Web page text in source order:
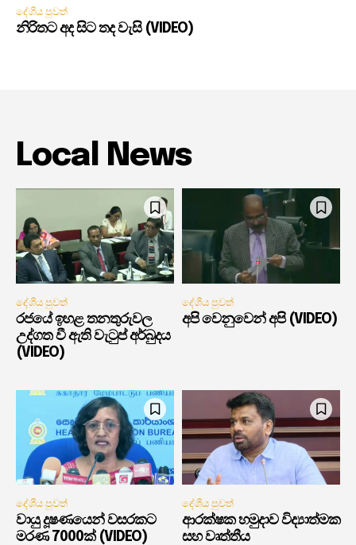
දේශීය පුවත්
නිරිතට අද සිට තද වැසි (VIDEO)
Local News
දේශීය පුවත්
රජයේ ඉහළ තනතුරුවල
උද්ගත වී ඇති වැටුප් අර්බුදය
(VIDEO)
දේශීය පුවත්
අපි වෙනුවෙන් අපි (VIDEO)
දේශීය පුවත්
වායු දූෂණයෙන් වසරකට
මරණ 7000ක් (VIDEO)
දේශීය පුවත්
ආරක්ෂක හමුදාව විද්‍යාත්මක
සහ වෘත්තීය